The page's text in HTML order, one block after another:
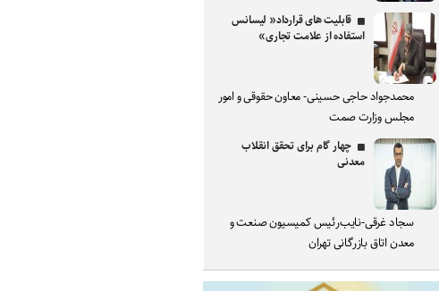
قابلیت های قرارداد« لیسانس
استفاده از علامت تجاری»
محمدجواد حاجی حسینی- معاون حقوقی و امور
مجلس وزارت صمت
چهار گام برای تحقق انقلاب
معدنی
سجاد غرقی-نایب‌رئیس کمیسیون صنعت و
معدن اتاق بازرگانی تهران